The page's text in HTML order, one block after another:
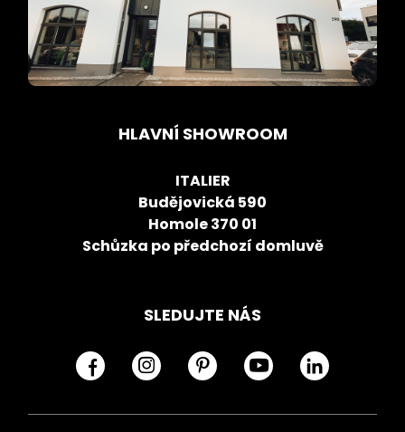
HLAVNÍ SHOWROOM
ITALIER
Budějovická 590
Homole 370 01
Schůzka po předchozí domluvě
SLEDUJTE NÁS